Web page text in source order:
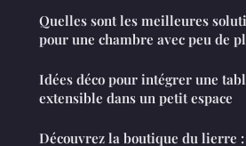
Quelles sont les meilleures
pour une chambre avec peu de
Idées déco pour intégrer une
extensible dans un petit espace
Découvrez la boutique du lierre